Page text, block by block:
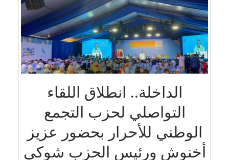
الداخلة.. انطلاق اللقاء
التواصلي لحزب التجمع
الوطني للأحرار بحضور عزيز
أخنوش ورئيس الحزب شوكي